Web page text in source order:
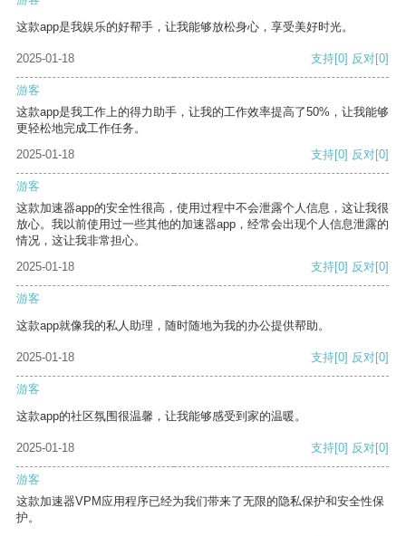
这款app是我娱乐的好帮手，让我能够放松身心，享受美好时光。
2025-01-18 支持[0] 反对[0]
游客
这款app是我工作上的得力助手，让我的工作效率提高了50%，让我能够
更轻松地完成工作任务。
2025-01-18
支持[0] 反对[0]
游客
这款加速器app的安全性很高，使用过程中不会泄露个人信息，这让我很
放心。我以前使用过一些其他的加速器app，经常会出现个人信息泄露的
情况，这让我非常担心。
2025-01-18
支持[0] 反对[0]
游客
这款app就像我的私人助理，随时随地为我的办公提供帮助。
2025-01-18 支持[0] 反对[0]
游客
这款app的社区氛围很温馨，让我能够感受到家的温暖。
2025-01-18 支持[0] 反对[0]
游客
这款加速器VPM应用程序已经为我们带来了无限的隐私保护和安全性保
护。